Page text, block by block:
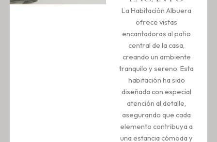
La Habitación Albuera
ofrece vistas
encantadoras al patio
central de la casa,
creando un ambiente
tranquilo y sereno. Esta
habitación ha sido
diseñada con especial
atención al detalle,
asegurando que cada
elemento contribuya a
una estancia cómoda y